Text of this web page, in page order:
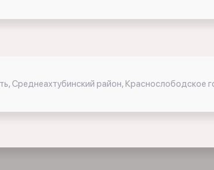
Среднеахтубинский район, Краснослободское